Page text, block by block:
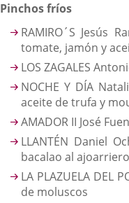
Pinchos fríos
RAMIRO´S Jesús
tomate, jamón y
LOS ZAGALES
NOCHE Y DÍA
aceite de trufa y
AMADOR II José
LLANTÉN Daniel
bacalao al
LA PLAZUELA DEL
de moluscos